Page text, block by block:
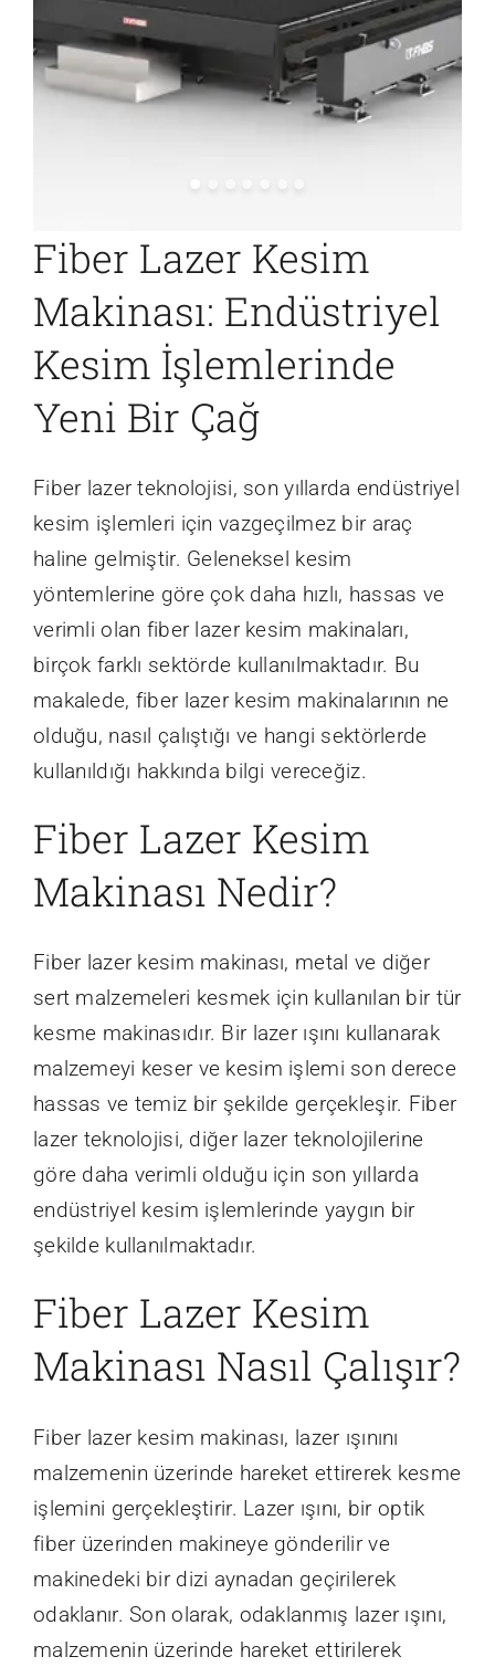
Fiber Lazer Kesim
Makinası: Endüstriyel
Kesim İşlemlerinde
Yeni Bir Çağ
Fiber lazer teknolojisi, son yıllarda endüstriyel
kesim işlemleri için vazgeçilmez bir araç
haline gelmiştir. Geleneksel kesim
yöntemlerine göre çok daha hızlı, hassas ve
verimli olan fiber lazer kesim makinaları,
birçok farklı sektörde kullanılmaktadır. Bu
makalede, fiber lazer kesim makinalarının ne
olduğu, nasıl çalıştığı ve hangi sektörlerde
kullanıldığı hakkında bilgi vereceğiz.
Fiber Lazer Kesim
Makinası Nedir?
Fiber lazer kesim makinası, metal ve diğer
sert malzemeleri kesmek için kullanılan bir tür
kesme makinasıdır. Bir lazer ışını kullanarak
malzemeyi keser ve kesim işlemi son derece
hassas ve temiz bir şekilde gerçekleşir. Fiber
lazer teknolojisi, diğer lazer teknolojilerine
göre daha verimli olduğu için son yıllarda
endüstriyel kesim işlemlerinde yaygın bir
şekilde kullanılmaktadır.
Fiber Lazer Kesim
Makinası Nasıl Çalışır?
Fiber lazer kesim makinası, lazer ışınını
malzemenin üzerinde hareket ettirerek kesme
işlemini gerçekleştirir. Lazer ışını, bir optik
fiber üzerinden makineye gönderilir ve
makinedeki bir dizi aynadan geçirilerek
odaklanır. Son olarak, odaklanmış lazer ışını,
malzemenin üzerinde hareket ettirilerek